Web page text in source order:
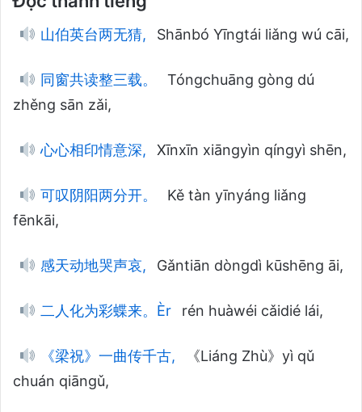
山伯英台两无猜, Shānbó Yīngtái liǎng wú cāi,
同窗共读整三载。
Tóngchuāng gòng dú
zhěng sān zǎi,
心心相印情意深, Xīnxīn xiāngyìn qíngyì shēn,
可叹阴阳两分开。
Kě tàn yīnyáng liǎng
fēnkāi,
感天动地哭声哀, Gǎntiān dòngdì kūshēng āi,
二人化为彩蝶来。Èr rén huàwéi cǎidié lái,
《梁祝》一曲传千古,
《Liáng Zhù》yì qǔ
chuán qiāngǔ,